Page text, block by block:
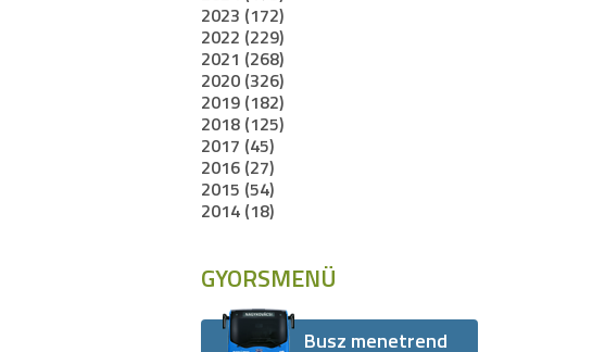
2023 (172)
2022 (229)
2021 (268)
2020 (326)
2019 (182)
2018 (125)
2017 (45)
2016 (27)
2015 (54)
2014 (18)
GYORSMENÜ
Busz menetrend